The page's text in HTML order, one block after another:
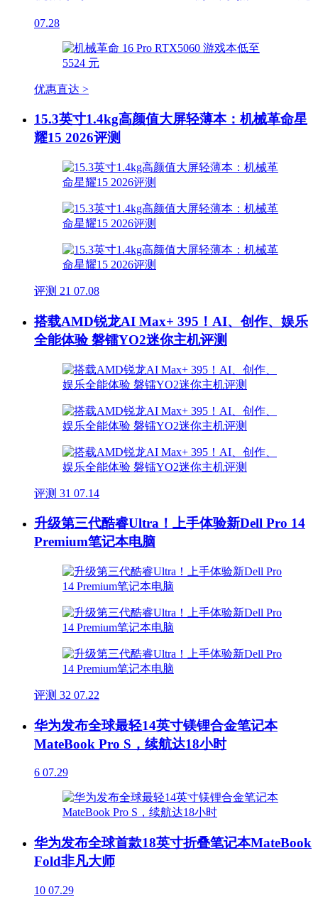
07.28
优惠直达 >
15.3英寸1.4kg高颜值大屏轻薄本：机械革命星
耀15 2026评测
评测 21 07.08
搭载AMD锐龙AI Max+ 395！AI、创作、娱乐
全能体验 磐镭YO2迷你主机评测
评测 31 07.14
升级第三代酷睿Ultra！上手体验新Dell Pro 14
Premium笔记本电脑
评测 32 07.22
华为发布全球最轻14英寸镁锂合金笔记本
MateBook Pro S，续航达18小时
6 07.29
华为发布全球首款18英寸折叠笔记本MateBook
Fold非凡大师
10 07.29